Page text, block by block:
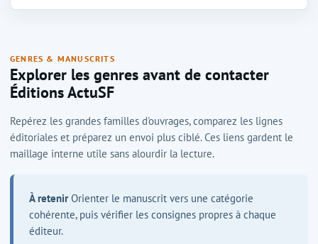
GENRES & MANUSCRITS
Explorer les genres avant de contacter
Éditions ActuSF
Repérez les grandes familles d'ouvrages, comparez les lignes
éditoriales et préparez un envoi plus ciblé. Ces liens gardent le
maillage interne utile sans alourdir la lecture.
À retenir Orienter le manuscrit vers une catégorie
cohérente, puis vérifier les consignes propres à chaque
éditeur.